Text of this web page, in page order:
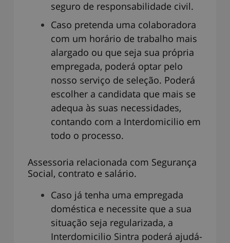
seguro de responsabilidade civil.
Caso pretenda uma colaboradora
com um horário de trabalho mais
alargado ou que seja sua própria
empregada, poderá optar pelo
nosso serviço de seleção. Poderá
escolher a candidata que mais se
adequa às suas necessidades,
contando com a Interdomicilio em
todo o processo.
Assessoria relacionada com Segurança
Social, contrato e salário.
Caso já tenha uma empregada
doméstica e necessite que a sua
situação seja regularizada, a
Interdomicilio Sintra poderá ajudá-